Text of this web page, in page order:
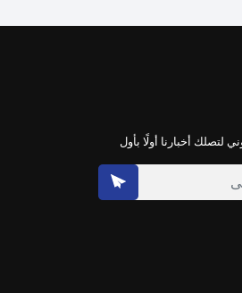
لتصلك أخبارنا أولًا بأول